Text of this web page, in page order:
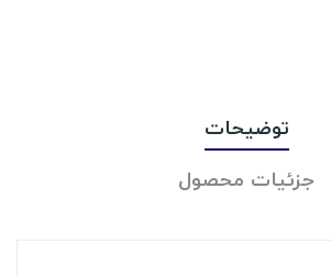
توضیحات
جزئیات محصول